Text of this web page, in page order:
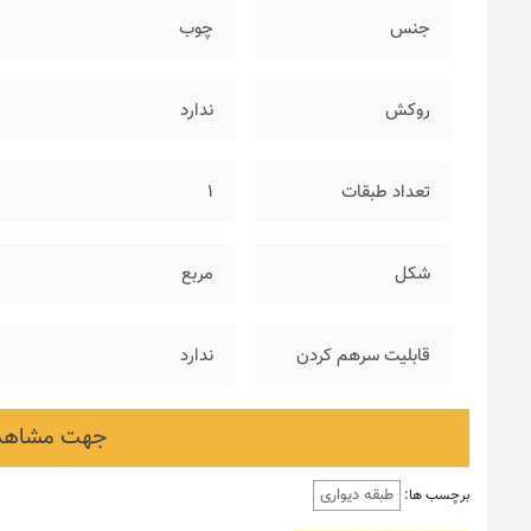
جنس چوب
روکش ندارد
تعداد طبقات ۱
شکل مربع
قابلیت سرهم کردن ندارد
جهت
برچسب ها: طبقه دیواری